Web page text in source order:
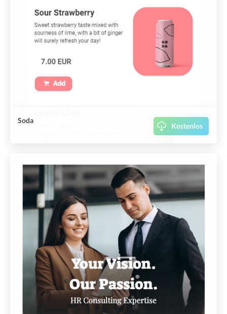
Soda
Kostenlos